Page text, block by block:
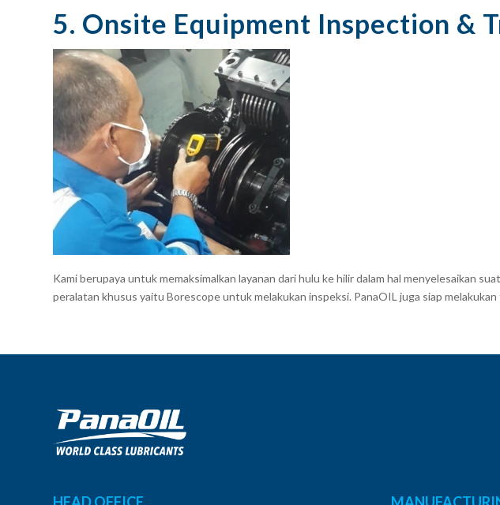
5. Onsite Equipment Inspection &
Kami berupaya untuk memaksimalkan layanan dari hulu ke hilir dalam hal menyelesaikan
peralatan khusus yaitu Borescope untuk melakukan inspeksi. PanaOIL juga siap